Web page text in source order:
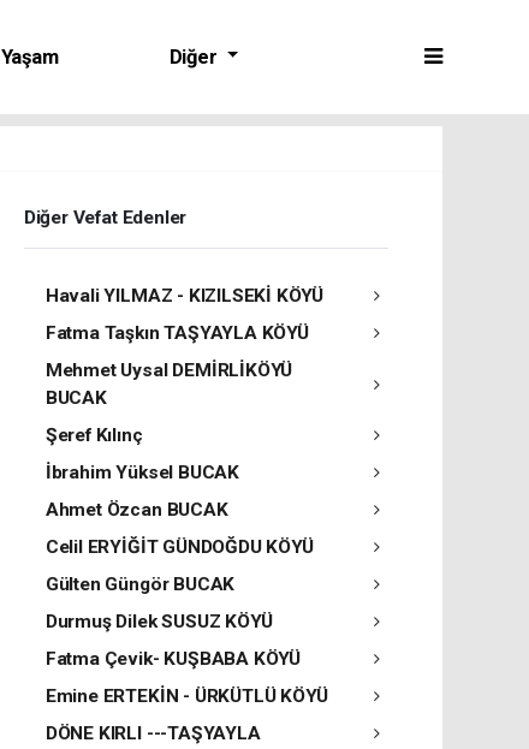
Yaşam
Diğer
Diğer Vefat Edenler
Havali YILMAZ - KIZILSEKİ KÖYÜ
Fatma Taşkın TAŞYAYLA KÖYÜ
Mehmet Uysal DEMİRLİKÖYÜ
BUCAK
Şeref Kılınç
İbrahim Yüksel BUCAK
Ahmet Özcan BUCAK
Celil ERYİĞİT GÜNDOĞDU KÖYÜ
Gülten Güngör BUCAK
Durmuş Dilek SUSUZ KÖYÜ
Fatma Çevik- KUŞBABA KÖYÜ
Emine ERTEKİN - ÜRKÜTLÜ KÖYÜ
DÖNE KIRLI ---TAŞYAYLA